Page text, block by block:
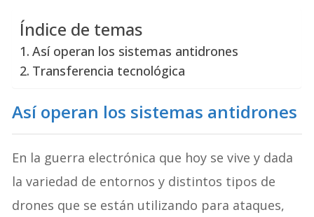
Índice de temas
Así operan los sistemas antidrones
Transferencia tecnológica
Así operan los sistemas antidrones
En la guerra electrónica que hoy se vive y dada
la variedad de entornos y distintos tipos de
drones que se están utilizando para ataques,